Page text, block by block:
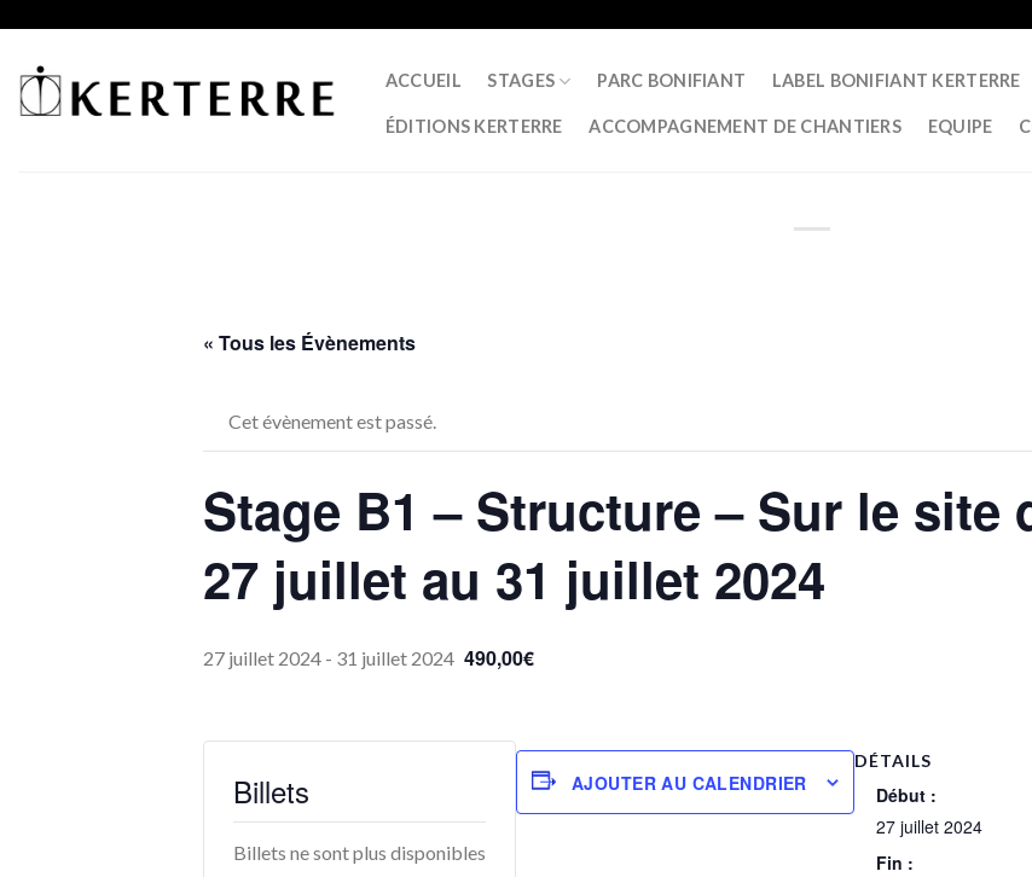
content
ACCUEIL STAGES PARC BONIFIANT LABEL BONIFIANT KERTERRE
ÉDITIONS KERTERRE ACCOMPAGNEMENT DE CHANTIERS EQUIPE
« Tous les Évènements
Cet évènement est passé.
Stage B1 – Structure – Sur le site
27 juillet au 31 juillet 2024
27 juillet 2024 - 31 juillet 2024 490,00€
Billets
Billets ne sont plus disponibles
AJOUTER AU CALENDRIER
DÉTAILS
Début :
27 juillet 2024
Fin :